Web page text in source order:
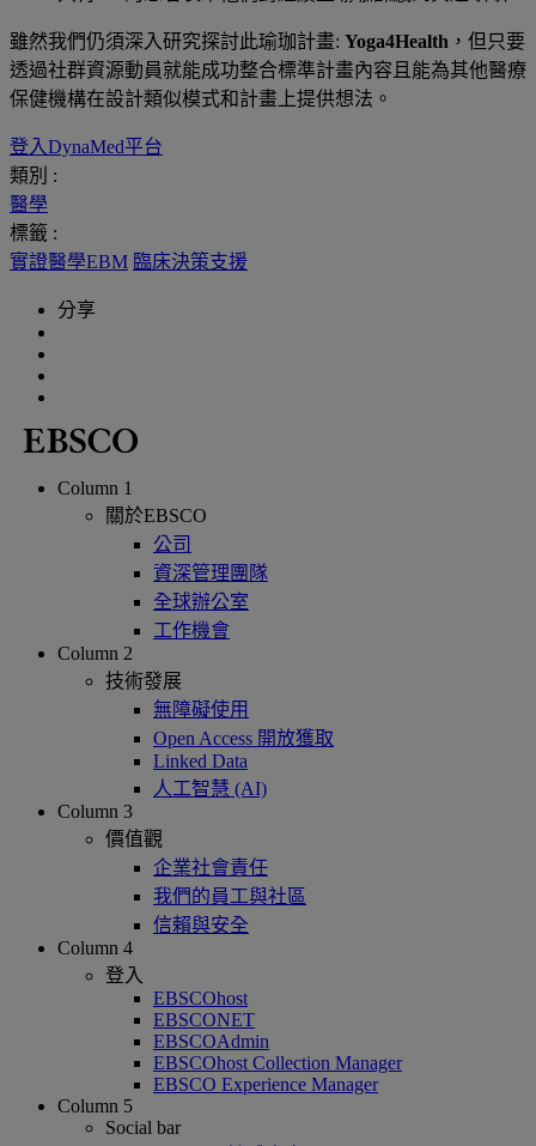
雖然我們仍須深入研究探討此瑜珈計畫: Yoga4Health ，但只要
透過社群資源動員就能成功整合標準計畫內容且能為其他醫療
保健機構在設計類似模式和計畫上提供想法。
登入DynaMed平台
類別 :
醫學
標籤 :
實證醫學EBM 臨床決策支援
分享
Column 1
關於EBSCO
公司
資深管理團隊
全球辦公室
工作機會
Column 2
技術發展
無障礙使用
Open Access 開放獲取
Linked Data
人工智慧 (AI)
Column 3
價值觀
企業社會責任
我們的員工與社區
信賴與安全
Column 4
登入
EBSCOhost
EBSCONET
EBSCOAdmin
EBSCOhost Collection Manager
EBSCO Experience Manager
Column 5
Social bar